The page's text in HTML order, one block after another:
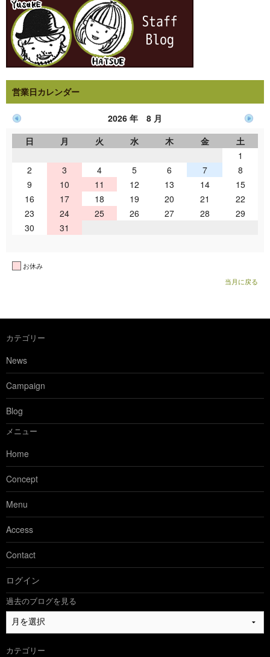
営業日カレンダー
2026 年 8 月
日
月 火 水 木 金
土
1
2
3 4 5 6 7
8
9
10 11 12 13 14
15
16
17 18 19 20 21
22
23
24 25 26 27 28
29
30
31
お休み
当月に戻る
カテゴリー
News
Campaign
Blog
メニュー
Home
Concept
Menu
Access
Contact
ログイン
過去のブログを見る
過
去
ブ
カテゴリー